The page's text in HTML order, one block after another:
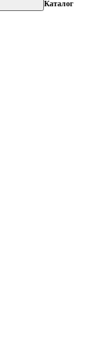
Каталог